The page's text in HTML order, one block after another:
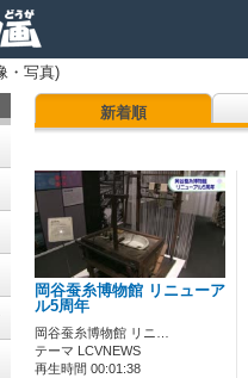
・写真)
新着順
岡谷蚕糸博物館 リニューア
ル5周年
岡谷蚕糸博物館 リニ…
テーマ LCVNEWS
再生時間 00:01:38